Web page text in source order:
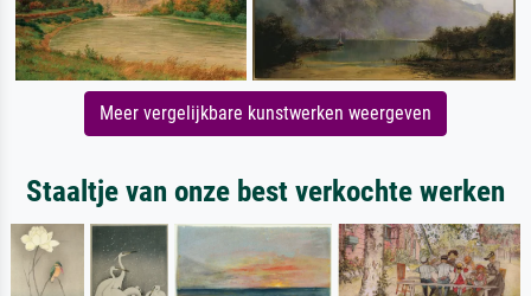
Meer vergelijkbare kunstwerken weergeven
Staaltje van onze best verkochte werken